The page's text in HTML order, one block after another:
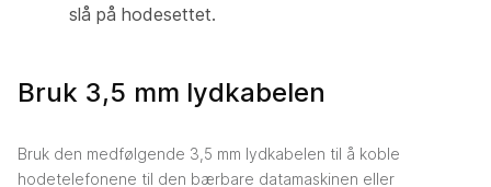
slå på hodesettet.
Bruk 3,5 mm lydkabelen
Bruk den medfølgende 3,5 mm lydkabelen til å koble
hodetelefonene til den bærbare datamaskinen eller